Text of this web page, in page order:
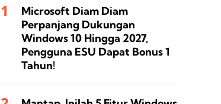
Microsoft Diam Diam
Perpanjang Dukungan
Windows 10 Hingga 2027,
Pengguna ESU Dapat Bonus 1
Tahun!